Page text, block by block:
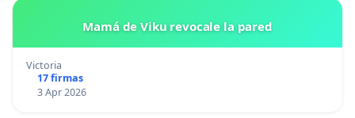
Mamá de Viku revocale la pared
Victoria
17 firmas
3 Apr 2026